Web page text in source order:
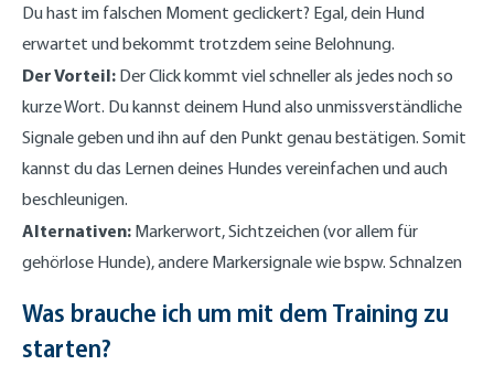
Du hast im falschen Moment geclickert? Egal, dein Hund
erwartet und bekommt trotzdem seine Belohnung.
Der Vorteil: Der Click kommt viel schneller als jedes noch so
kurze Wort. Du kannst deinem Hund also unmissverständliche
Signale geben und ihn auf den Punkt genau bestätigen. Somit
kannst du das Lernen deines Hundes vereinfachen und auch
beschleunigen.
Alternativen: Markerwort, Sichtzeichen (vor allem für
gehörlose Hunde), andere Markersignale wie bspw. Schnalzen
Was brauche ich um mit dem Training zu
starten?